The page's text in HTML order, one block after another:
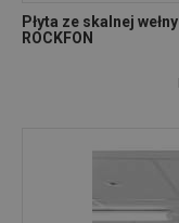
Płyta ze skalnej
ROCKFON